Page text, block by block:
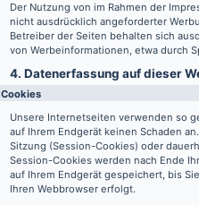
Der Nutzung von im Rahmen der
nicht ausdrücklich angeforderter
Betreiber der Seiten behalten sich
von Werbeinformationen, etwa durch
4. Datenerfassung auf dieser
Cookies
Unsere Internetseiten verwenden so
auf Ihrem Endgerät keinen Schaden
Sitzung (Session-Cookies) oder
Session-Cookies werden nach Ende
auf Ihrem Endgerät gespeichert, bis
Ihren Webbrowser erfolgt.